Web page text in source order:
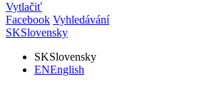
Vytlačiť
Facebook Vyhledávání
SKSlovensky
SKSlovensky
ENEnglish